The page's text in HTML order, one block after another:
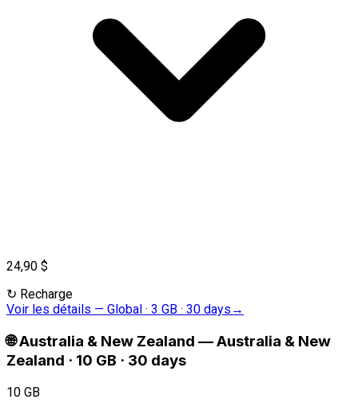
24,90 $
↻ Recharge
Voir les détails — Global · 3 GB · 30 days →
🌐Australia & New Zealand —Australia & New
Zealand · 10 GB · 30 days
10 GB